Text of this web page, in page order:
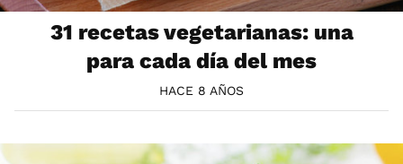
31 recetas vegetarianas: una
para cada día del mes
HACE 8 AÑOS